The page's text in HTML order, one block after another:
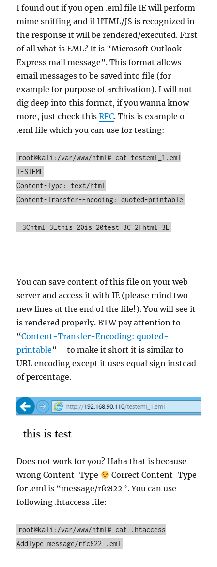
I found out if you open .eml file IE will perform
mime sniffing and if HTML/JS is recognized in
the response it will be rendered/executed. First
of all what is EML? It is “Microsoft Outlook
Express mail message”. This format allows
email messages to be saved into file (for
example for purpose of archivation). I will not
dig deep into this format, if you wanna know
more, just check thisRFC. This is example of
.eml file which you can use for testing:
root@kali:/var/www/html# cat testeml_1.eml
TESTEML
Content-Type: text/html
Content-Transfer-Encoding: quoted-printable
=3Chtml=3Ethis=20is=20test=3C=2Fhtml=3E
You can save content of this file on your web
server and access it with IE (please mind two
new lines at the end of the file!). You will see it
is rendered properly. BTW pay attention to
“Content-Transfer-Encoding: quoted-
printable” – to make it short it is similar to
URL encoding except it uses equal sign instead
of percentage.
Does not work for you? Haha that is because
wrong Content-Type
Correct Content-Type
for .eml is “message/rfc822”. You can use
following .htaccess file:
root@kali:/var/www/html# cat .htaccess
AddType message/rfc822 .eml